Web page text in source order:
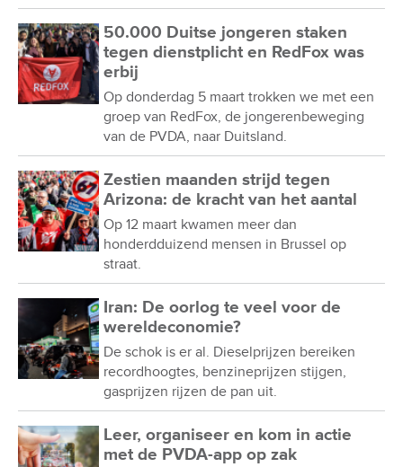
50.000 Duitse jongeren staken
tegen dienstplicht en RedFox was
erbij
Op donderdag 5 maart trokken we met een
groep van RedFox, de jongerenbeweging
van de PVDA, naar Duitsland.
Zestien maanden strijd tegen
Arizona: de kracht van het aantal
Op 12 maart kwamen meer dan
honderdduizend mensen in Brussel op
straat.
Iran: De oorlog te veel voor de
wereldeconomie?
De schok is er al. Dieselprijzen bereiken
recordhoogtes, benzineprijzen stijgen,
gasprijzen rijzen de pan uit.
Leer, organiseer en kom in actie
met de PVDA-app op zak